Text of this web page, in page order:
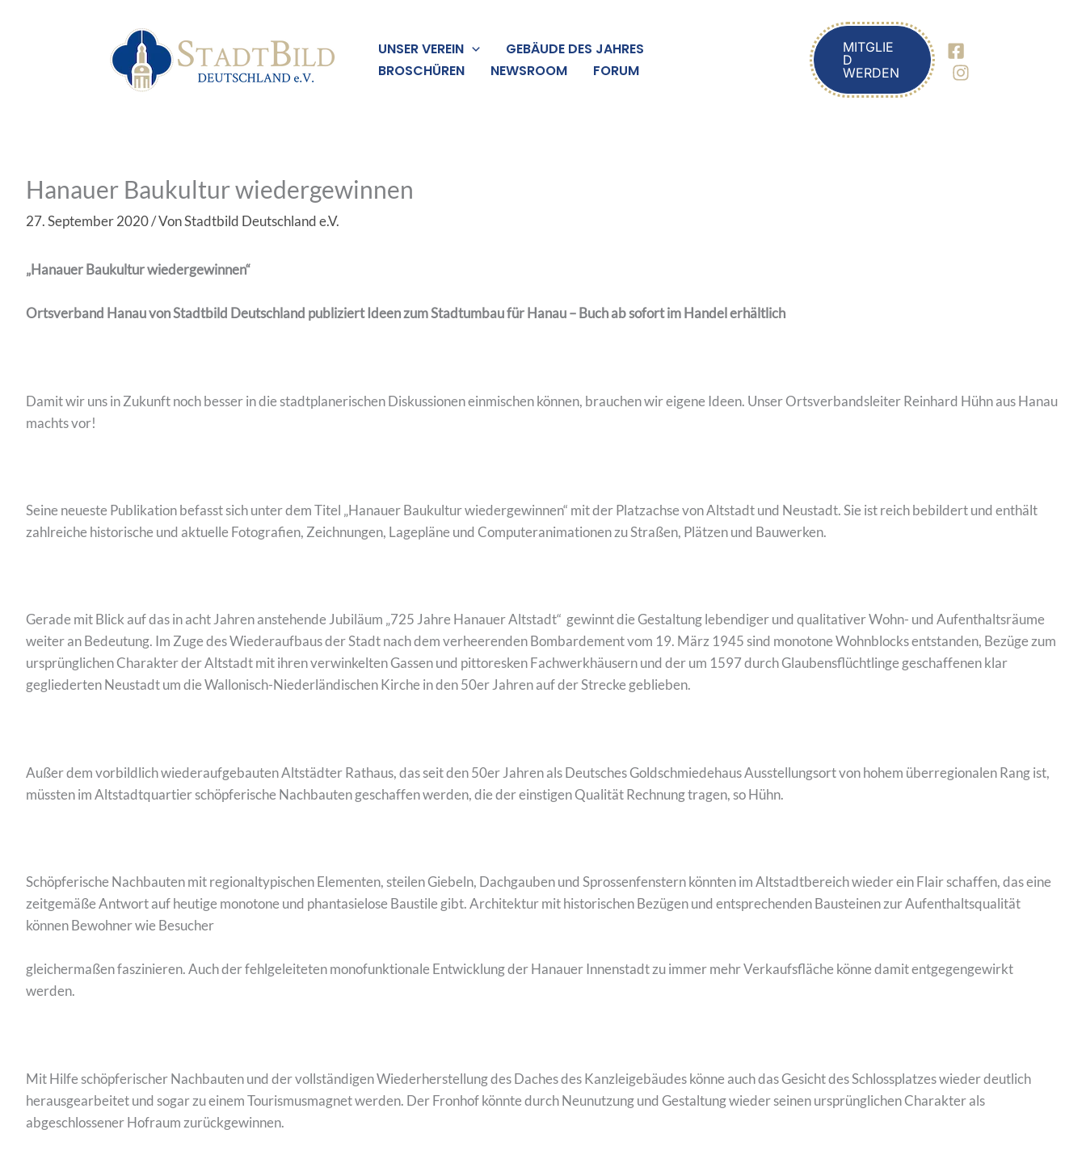
UNSER VEREIN
GEBÄUDE DES JAHRES
BROSCHÜREN
NEWSROOM FORUM
MITGLIE
D
WERDEN
Hanauer Baukultur wiedergewinnen
27. September 2020/ VonStadtbild Deutschland e.V.
„Hanauer Baukultur wiedergewinnen“
Ortsverband Hanau von Stadtbild Deutschland publiziert Ideen zum Stadtumbau für Hanau – Buch ab sofort im Handel erhältlich
Damit wir uns in Zukunft noch besser in die stadtplanerischen Diskussionen einmischen können, brauchen wir eigene Ideen. Unser Ortsverbandsleiter Reinhard Hühn aus Hanau
machts vor!
Seine neueste Publikation befasst sich unter dem Titel „Hanauer Baukultur wiedergewinnen“ mit der Platzachse von Altstadt und Neustadt. Sie ist reich bebildert und enthält
zahlreiche historische und aktuelle Fotografien, Zeichnungen, Lagepläne und Computeranimationen zu Straßen, Plätzen und Bauwerken.
Gerade mit Blick auf das in acht Jahren anstehende Jubiläum „725 Jahre Hanauer Altstadt“ gewinnt die Gestaltung lebendiger und qualitativer Wohn- und Aufenthaltsräume
weiter an Bedeutung. Im Zuge des Wiederaufbaus der Stadt nach dem verheerenden Bombardement vom 19. März 1945 sind monotone Wohnblocks entstanden, Bezüge zum
ursprünglichen Charakter der Altstadt mit ihren verwinkelten Gassen und pittoresken Fachwerkhäusern und der um 1597 durch Glaubensflüchtlinge geschaffenen klar
gegliederten Neustadt um die Wallonisch-Niederländischen Kirche in den 50er Jahren auf der Strecke geblieben.
Außer dem vorbildlich wiederaufgebauten Altstädter Rathaus, das seit den 50er Jahren als Deutsches Goldschmiedehaus Ausstellungsort von hohem überregionalen Rang ist,
müssten im Altstadtquartier schöpferische Nachbauten geschaffen werden, die der einstigen Qualität Rechnung tragen, so Hühn.
Schöpferische Nachbauten mit regionaltypischen Elementen, steilen Giebeln, Dachgauben und Sprossenfenstern könnten im Altstadtbereich wieder ein Flair schaffen, das eine
zeitgemäße Antwort auf heutige monotone und phantasielose Baustile gibt. Architektur mit historischen Bezügen und entsprechenden Bausteinen zur Aufenthaltsqualität
können Bewohner wie Besucher
gleichermaßen faszinieren. Auch der fehlgeleiteten monofunktionale Entwicklung der Hanauer Innenstadt zu immer mehr Verkaufsfläche könne damit entgegengewirkt
werden.
Mit Hilfe schöpferischer Nachbauten und der vollständigen Wiederherstellung des Daches des Kanzleigebäudes könne auch das Gesicht des Schlossplatzes wieder deutlich
herausgearbeitet und sogar zu einem Tourismusmagnet werden. Der Fronhof könnte durch Neunutzung und Gestaltung wieder seinen ursprünglichen Charakter als
abgeschlossener Hofraum zurückgewinnen.